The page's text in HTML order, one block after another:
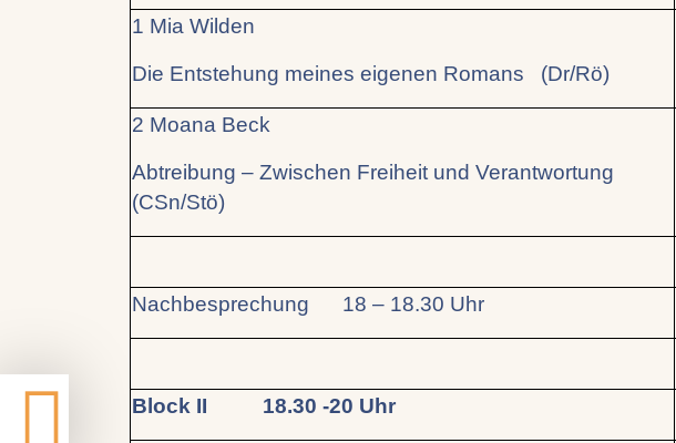
1 Mia Wilden
Die Entstehung meines eigenen Romans (Dr/Rö)
2 Moana Beck
Abtreibung – Zwischen Freiheit und Verantwortung
(CSn/Stö)
Nachbesprechung 18 – 18.30 Uhr
Block II 18.30 -20 Uhr